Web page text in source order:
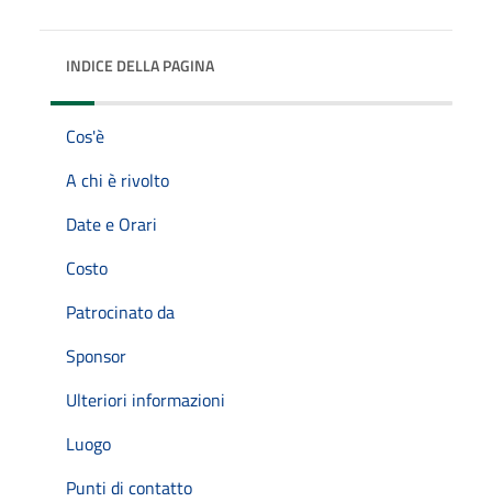
INDICE DELLA PAGINA
Cos'è
A chi è rivolto
Date e Orari
Costo
Patrocinato da
Sponsor
Ulteriori informazioni
Luogo
Punti di contatto